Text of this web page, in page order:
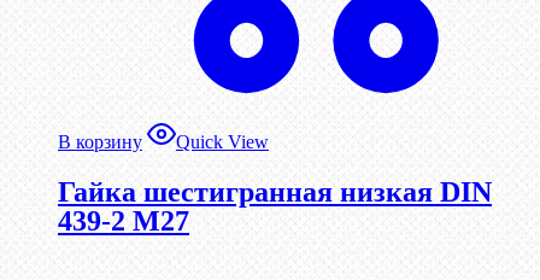
В корзину Quick View
Гайка шестигранная низкая DIN
439-2 М27